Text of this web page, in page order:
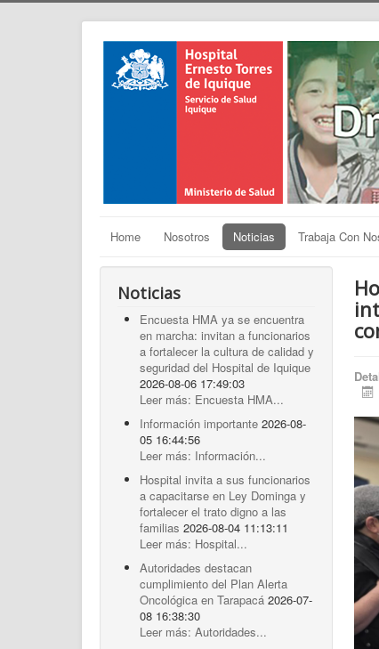
Home Nosotros Noticias Trabaja Con
Noticias
Encuesta HMA ya se encuentra
en marcha: invitan a funcionarios
a fortalecer la cultura de calidad y
seguridad del Hospital de Iquique
2026-08-06 17:49:03
Leer más: Encuesta HMA...
Información importante 2026-08-
05 16:44:56
Leer más: Información...
Hospital invita a sus funcionarios
a capacitarse en Ley Dominga y
fortalecer el trato digno a las
familias 2026-08-04 11:13:11
Leer más: Hospital...
Autoridades destacan
cumplimiento del Plan Alerta
Oncológica en Tarapacá 2026-07-
08 16:38:30
Leer más: Autoridades...